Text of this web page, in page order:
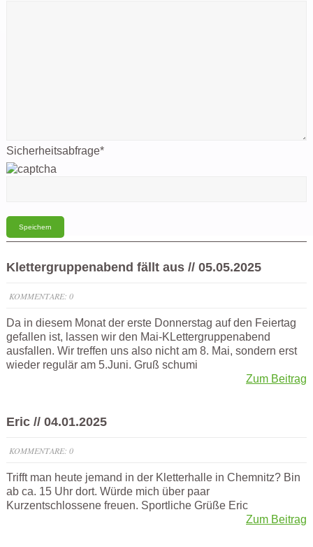
Sicherheitsabfrage*
Klettergruppenabend fällt aus // 05.05.2025
KOMMENTARE: 0
Da in diesem Monat der erste Donnerstag auf den Feiertag
gefallen ist, lassen wir den Mai-KLettergruppenabend
ausfallen. Wir treffen uns also nicht am 8. Mai, sondern erst
wieder regulär am 5.Juni. Gruß schumi
Zum Beitrag
Eric // 04.01.2025
KOMMENTARE: 0
Trifft man heute jemand in der Kletterhalle in Chemnitz? Bin
ab ca. 15 Uhr dort. Würde mich über paar
Kurzentschlossene freuen. Sportliche Grüße Eric
Zum Beitrag